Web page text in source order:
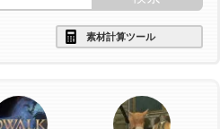
素材計算ツール